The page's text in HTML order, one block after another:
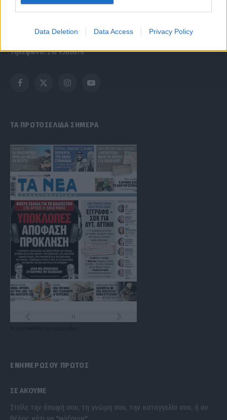
Data Deletion Data Access Privacy Policy
Τηλέφωνο:210 9580876
Facebook
X
InstagramYouTube
ΤΑ ΠΡΩΤΟΣΕΛΙΔΑ ΣΗΜΕΡΑ
ΕΝΗΜΕΡΩΣΟΥ ΠΡΩΤΟΣ
ΣΕ ΑΚΟΥΜΕ
Στείλε την άποψή σου, τη γνώμη σου, την καταγγελία σου, ή αν